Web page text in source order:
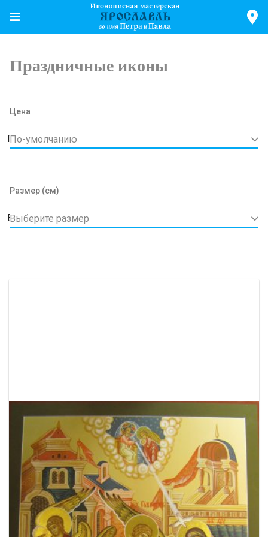
Праздничные иконы
Цена
По-умолчанию
Размер (см)
Выберите размер